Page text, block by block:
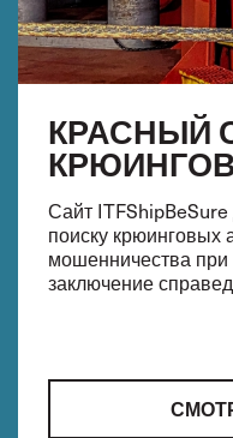
КРАСНЫЙ
Сайт
поиску крюинговых
мошенничества
заключение